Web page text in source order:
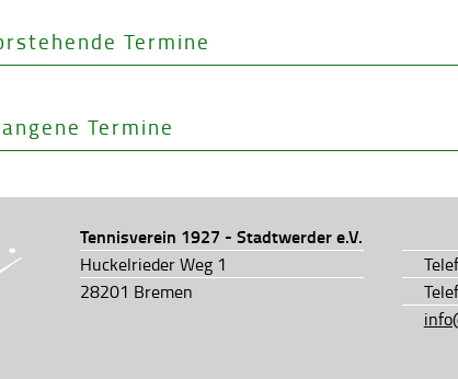
Termine
Termine
Tennisverein 1927 - Stadtwerder e.V.
Huckelrieder Weg 1
28201 Bremen